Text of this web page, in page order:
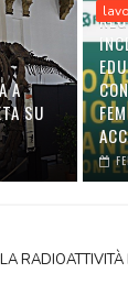
A
SU
RADIOATTIVITÀ